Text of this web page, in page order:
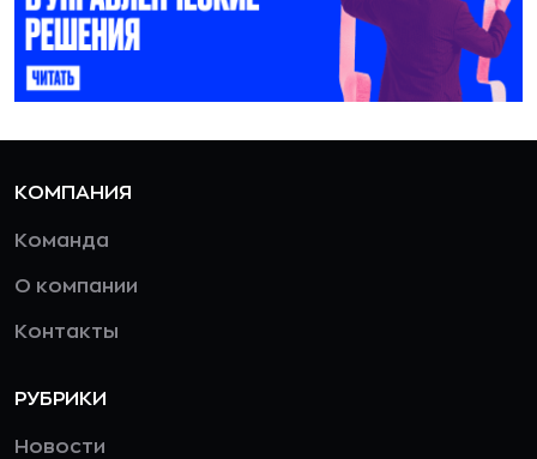
КОМПАНИЯ
Команда
О компании
Контакты
РУБРИКИ
Новости